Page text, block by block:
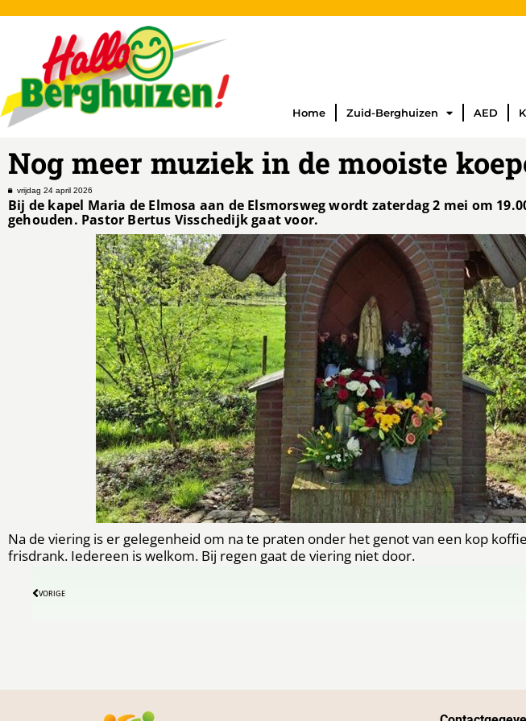
Home Zuid-Berghuizen AED
Nog meer muziek in de mooiste
vrijdag 24 april 2026
Bij de kapel Maria de Elmosa aan de Elsmorsweg wordt zaterdag 2 mei om
gehouden. Pastor Bertus Visschedijk gaat voor.
Na de viering is er gelegenheid om na te praten onder het genot van een kop
frisdrank. Iedereen is welkom. Bij regen gaat de viering niet door.
VORIGE